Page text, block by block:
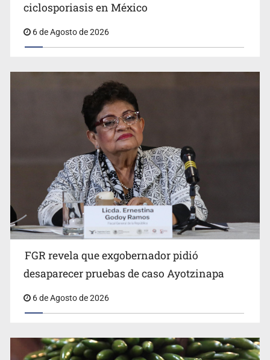
Jalisco mantiene la búsqueda de 21 adolescentes
desaparecidos durante julio
Kershenobich descarta brote de ciclosporiasis en
ciclosporiasis en México
6 de Agosto de 2026
FGR revela que exgobernador pidió
desaparecer pruebas de caso Ayotzinapa
6 de Agosto de 2026